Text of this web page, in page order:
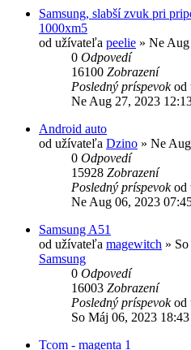
Samsung, slabší zvuk pri
1000xm5
od užívateľa peelie » Ne
0 Odpovedí
16100 Zobrazení
Posledný príspevokod
Ne Aug 27, 2023
Android auto
od užívateľa Dzino » Ne
0 Odpovedí
15928 Zobrazení
Posledný príspevokod
Ne Aug 06, 2023
Samsung A51
od užívateľa magewitch »
Samsung
0 Odpovedí
16003 Zobrazení
Posledný príspevokod
So Máj 06, 2023 18:43
Tcom - magenta 1